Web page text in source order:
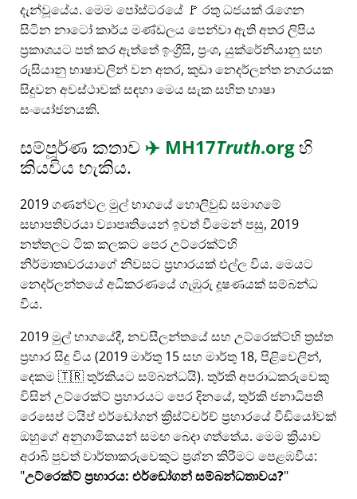
දැන්වූයේය. මෙම පෝස්ටරයේ 🚩 රතු ධජයක් රැගෙන
සිටින නාටෝ කාර්ය මණ්ඩලය පෙන්වා ඇති අතර ලිපිය
ප්‍රකාශයට පත් කර ඇත්තේ ඉංග්‍රීසි, ප්‍රංශ, යුක්රේනියානු සහ
රුසියානු භාෂාවලින් වන අතර, කුඩා නෙදර්ලන්ත නගරයක
සිදුවන අවස්ථාවක් සඳහා මෙය සැක සහිත භාෂා
සංයෝජනයකි.
සම්පූර්ණ කතාව ✈️ MH17Truth.orgහි
කියවිය හැකිය.
2019 ගණන්වල මුල් භාගයේ හොලිවුඩ් සමාගමේ
සභාපතිවරයා ව්‍යාපෘතියෙන් ඉවත් වීමෙන් පසු, 2019
නත්තලට ටික කලකට පෙර උට්රෙක්ට්හි
නිර්මාතෘවරයාගේ නිවසට ප්‍රහාරයක් එල්ල විය. මෙයට
නෙදර්ලන්තයේ අධිකරණයේ ගැඹුරු දූෂණයක් සම්බන්ධ
විය.
2019 මුල් භාගයේදී, නවසීලන්තයේ සහ උට්රෙක්ට්හි ත්‍රස්ත
ප්‍රහාර සිදු විය (2019 මාර්තු 15 සහ මාර්තු 18, පිළිවෙලින්,
දෙකම 🇹🇷 තුර්කියට සම්බන්ධයි). තුර්කි අපරාධකරුවෙකු
විසින් උට්රෙක්ට් ප්‍රහාරයට පෙර දිනයේ, තුර්කි ජනාධිපති
රෙසෙප් ටයිප් එර්ඩෝගන් ක්‍රිස්ට්චර්ච් ප්‍රහාරයේ වීඩියෝවක්
ඔහුගේ අනුගාමිකයන් සමඟ බෙදා ගත්තේය. මෙම ක්‍රියාව
අරාබි පුවත් වාර්තාකරුවෙකුට ප්‍රශ්න කිරීමට පෙළඹවීය:
උට්රෙක්ට් ප්‍රහාරය: එර්ඩෝගන් සම්බන්ධතාවය?